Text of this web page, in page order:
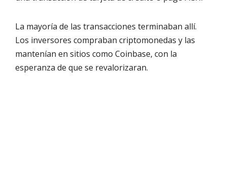
La mayoría de las transacciones terminaban allí.
Los inversores compraban criptomonedas y las
mantenían en sitios como Coinbase, con la
esperanza de que se revalorizaran.